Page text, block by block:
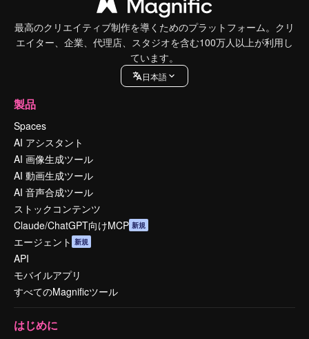
最高のクリエイティブ制作を導くためのプラットフォーム。クリ
エイター、企業、代理店、スタジオを含む100万人以上が利用し
ています。
日本語
製品
Spaces
AI アシスタント
AI 画像生成ツール
AI 動画生成ツール
AI 音声合成ツール
ストックコンテンツ
Claude/ChatGPT向けMCP 新規
エージェント 新規
API
モバイルアプリ
すべてのMagnificツール
はじめに